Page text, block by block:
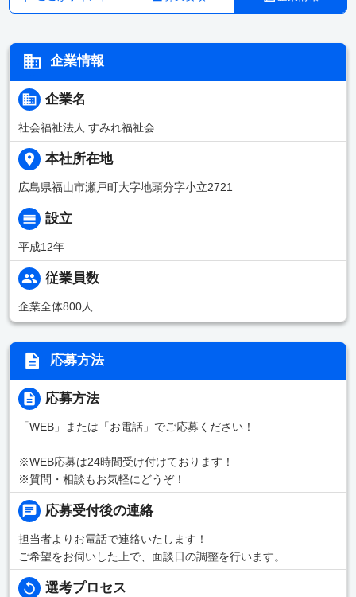
企業情報
企業名
社会福祉法人 すみれ福祉会
本社所在地
広島県福山市瀬戸町大字地頭分字小立2721
設立
平成12年
従業員数
企業全体800人
応募方法
応募方法
「WEB」または「お電話」でご応募ください！
※WEB応募は24時間受け付けております！
※質問・相談もお気軽にどうぞ！
応募受付後の連絡
担当者よりお電話で連絡いたします！
ご希望をお伺いした上で、面談日の調整を行います。
選考プロセス